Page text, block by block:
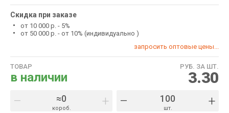
Скидка при заказе
от 10 000 р. - 5%
от 50 000 р. - от 10% (индивидуально )
запросить оптовые цены...
ТОВАР
в наличии
РУБ. ЗА ШТ.
3.30
– короб. + – шт. +